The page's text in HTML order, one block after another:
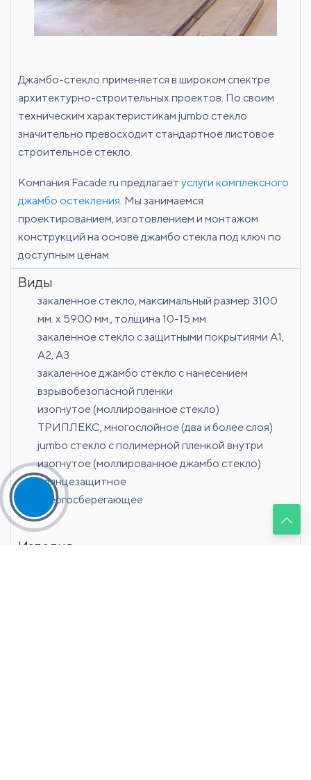
Джамбо-стекло применяется в широком спектре
архитектурно-строительных проектов. По своим
техническим характеристикам jumbo стекло
значительно превосходит стандартное листовое
строительное стекло.
Компания Facade.ru предлагает услуги комплексного
джамбо остекления . Мы занимаемся
проектированием, изготовлением и монтажом
конструкций на основе джамбо стекла под ключ по
доступным ценам.
Виды
закаленное стекло, максимальный размер 3100
мм. х 5900 мм., толщина 10-15 мм.
закаленное стекло с защитными покрытиями A1,
A2, A3
закаленное джамбо стекло с нанесением
взрывобезопасной пленки
изогнутое (моллированное стекло)
ТРИПЛЕКС, многослойное (два и более слоя)
jumbo стекло с полимерной пленкой внутри
изогнутое (моллированное джамбо стекло)
солнцезащитное
энергосберегающее
Изделия